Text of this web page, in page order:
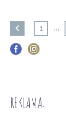
1 …
REKLAMA: